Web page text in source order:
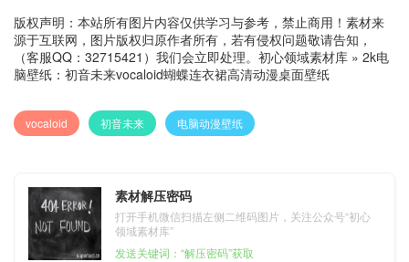
版权声明：本站所有图片内容仅供学习与参考，禁止商用！素材来
源于互联网，图片版权归原作者所有，若有侵权问题敬请告知，
（客服QQ：32715421）我们会立即处理。 初心领域素材库 » 2k电
脑壁纸：初音未来vocaloid蝴蝶连衣裙高清动漫桌面壁纸
vocaloid 初音未来 电脑动漫壁纸
素材解压密码
打开手机微信扫描左侧二维码图片，关注公众号“初心
领域素材库”
发送关键词：“解压密码”获取